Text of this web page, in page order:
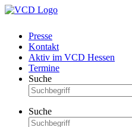
Presse
Kontakt
Aktiv im VCD Hessen
Termine
Suche
Suche